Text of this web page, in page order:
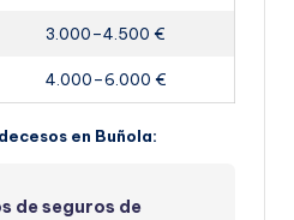
3.000–4.500 €
4.000–6.000 €
en Buñola:
de seguros de